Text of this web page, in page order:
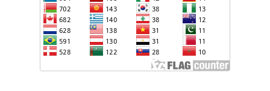
ԿՅԱՆՔԻ ԿՈՉՄԱՆ ՇԱՆՍԵՐՆ ԱՅՍ ՊԱՀԻՆ
ՀԱՊԿ-Ի ՄԱՍՆԱԿՑՈՒԹՅՈՒՆԸ ՂԱՐԱԲԱՂՅԱՆ
ՀԱԿԱՄԱՐՏՈՒԹՅԱՆՆ ԱՆՀՆԱՐ ԷՐ․ ԶԱԽԱՐՈՎԱ